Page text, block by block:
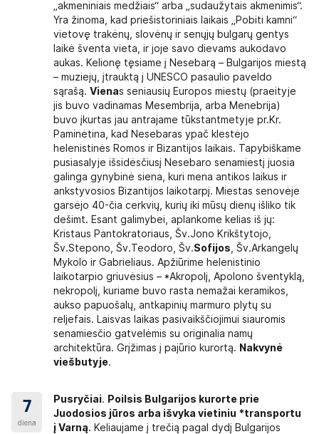
„akmeniniais medžiais“ arba „sudaužytais akmenimis“.
Yra žinoma, kad priešistoriniais laikais „Pobiti kamni“
vietovę trakėnų, slovėnų ir senųjų bulgarų gentys
laikė šventa vieta, ir joje savo dievams aukodavo
aukas. Kelionę tęsiame į Nesebarą – Bulgarijos miestą
– muziejų, įtrauktą į UNESCO pasaulio paveldo
sąrašą.Vienas seniausių Europos miestų (praeityje
jis buvo vadinamas Mesembrija, arba Menebrija)
buvo įkurtas jau antrajame tūkstantmetyje pr.Kr.
Paminėtina, kad Nesebaras ypač klestėjo
helenistinės Romos ir Bizantijos laikais. Tapybiškame
pusiasalyje išsidėsčiusį Nesebaro senamiestį juosia
galinga gynybinė siena, kuri mena antikos laikus ir
ankstyvosios Bizantijos laikotarpį. Miestas senovėje
garsėjo 40-čia cerkvių, kurių iki mūsų dienų išliko tik
dešimt. Esant galimybei, aplankome kelias iš jų:
Kristaus Pantokratoriaus, Šv.Jono Krikštytojo,
Šv.Stepono, Šv.Teodoro, Šv.Sofijos , Šv.Arkangelų
Mykolo ir Gabrieliaus. Apžiūrime helenistinio
laikotarpio griuvėsius – *Akropolį, Apolono šventyklą,
nekropolį, kuriame buvo rasta nemažai keramikos,
aukso papuošalų, antkapinių marmuro plytų su
reljefais. Laisvas laikas pasivaikščiojimui siauromis
senamiesčio gatvelėmis su originalia namų
architektūra. Grįžimas į pajūrio kurortą. Nakvynė
viešbutyje.
7
diena
Pusryčiai. Poilsis Bulgarijos kurorte prie
Juodosios jūros arba išvyka vietiniu *transportu
įVarną. Keliaujame į trečią pagal dydį Bulgarijos